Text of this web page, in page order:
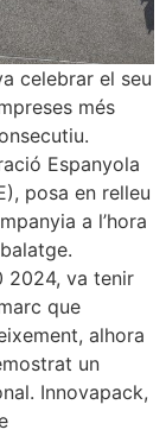
celebrar el seu
més
Espanyola
posa en relleu
a l’hora
2024, va tenir
que
alhora
un
Innovapack,